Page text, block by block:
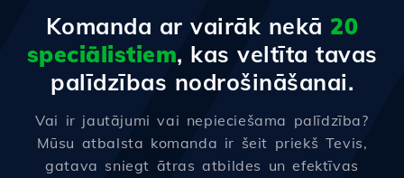
Komanda ar vairāk nekā 20
speciālistiem, kas veltīta tavas
palīdzības nodrošināšanai.
Vai ir jautājumi vai nepieciešama palīdzība?
Mūsu atbalsta komanda ir šeit priekš Tevis,
gatava sniegt ātras atbildes un efektīvas